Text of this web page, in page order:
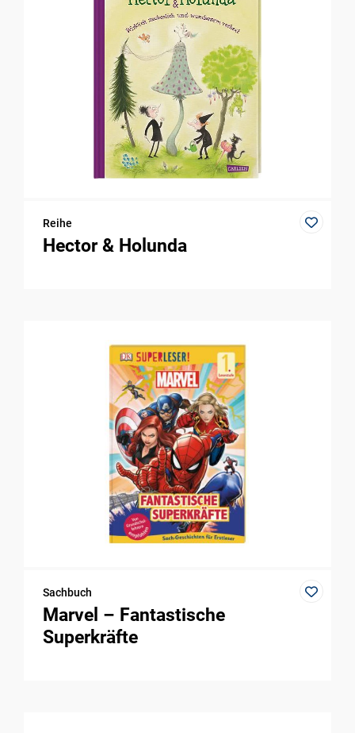
Reihe
Hector & Holunda
Sachbuch
Marvel – Fantastische
Superkräfte